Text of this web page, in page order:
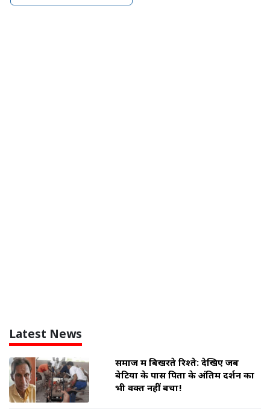
Latest News
समाज में बिखरते रिश्ते: देखिए जब
बेटियों के पास पिता के अंतिम दर्शन का
भी वक्त नहीं बचा!